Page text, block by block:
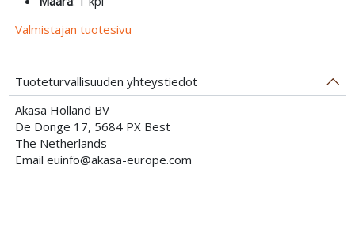
Valmistajan tuotesivu
Tuoteturvallisuuden yhteystiedot
Akasa Holland BV
De Donge 17, 5684 PX Best
The Netherlands
Email euinfo@akasa-europe.com